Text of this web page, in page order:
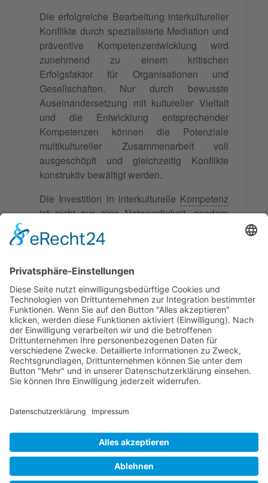
Die erfolgreiche Bearbeitung interkultureller
Konflikte durch spezialisierte Mediation und
präventive Kompetenzentwicklung wird
zunehmend zu einem kritischen
Erfolgsfaktor für Organisationen und
Gesellschaften. Nur durch bewusste
Auseinandersetzung mit kultureller Vielfalt
und die Entwicklung entsprechender
Kompetenzen können die Potenziale
multikultureller Zusammenarbeit voll
ausgeschöpft und gleichzeitig Konflikte
konstruktiv bewältigt werden.
Die Investition in interkulturelle Kompetenz
ist nicht nur eine Notwendigkeit, sondern
Innovation durch kulturelle Vielfalt. In einer
die Fähigkeit zum erfolgreichen Umgang mit
interkulturellen Konflikten zu einer
Schlüsselqualifikation für persönlichen und
organisationalen Erfolg.
© 2026 Frank Hartung Ihr Mediator bei Konflikten in Familie,
263 Bewertungen auf ProvenExpert.com